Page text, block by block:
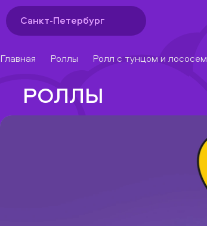
Санкт-Петербург
Главная Роллы Ролл с тунцом и лососем
РОЛЛЫ